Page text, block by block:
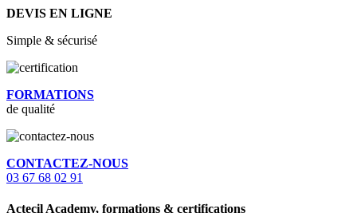
DEVIS EN LIGNE
Simple & sécurisé
FORMATIONS
de qualité
CONTACTEZ-NOUS
03 67 68 02 91
Actecil Academy, formations & certifications